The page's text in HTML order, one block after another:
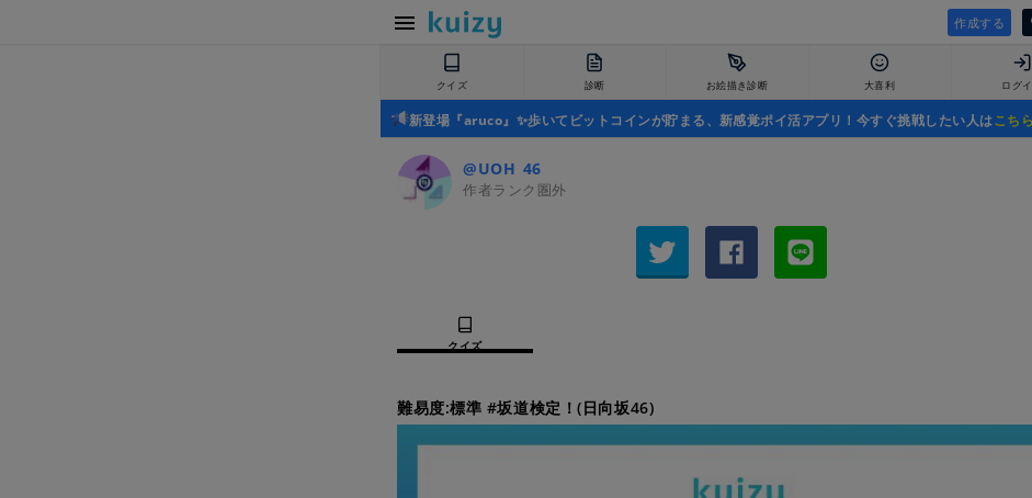
作成する
クイズ 診断 お絵描き診断 大喜利 ログ
新登場『aruco』✨歩いてビットコインが貯まる、新感覚ポイ活アプリ！今すぐ挑戦したい人はこちら
@UOH_46
作者ランク圏外
クイズ
難易度:標準 #坂道検定！(日向坂46)